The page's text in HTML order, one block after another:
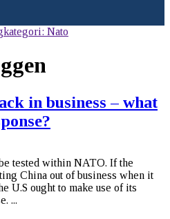
Nato
in business – what
tested within NATO. If the
China out of business when it
U.S ought to make use of its
...